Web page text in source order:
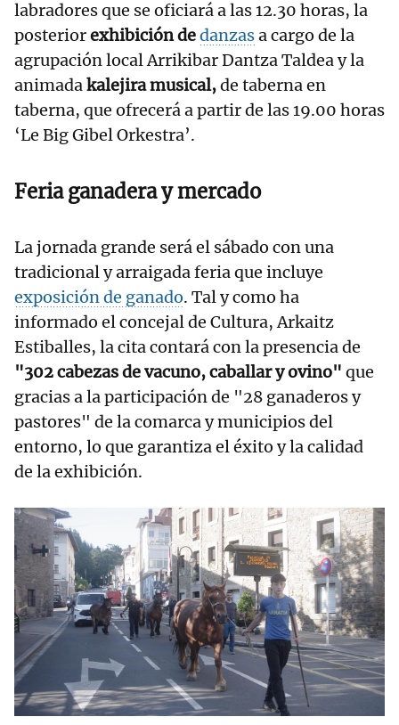
labradores que se oficiará a las 12.30 horas, la
posteriorexhibición dedanzasa cargo de la
agrupación local Arrikibar Dantza Taldea y la
animadakalejira musical,de taberna en
taberna, que ofrecerá a partir de las 19.00 horas
‘Le Big Gibel Orkestra’.
Feria ganadera y mercado
La jornada grande será el sábado con una
tradicional y arraigada feria que incluye
exposición de ganado. Tal y como ha
informado el concejal de Cultura, Arkaitz
Estiballes, la cita contará con la presencia de
"302 cabezas de vacuno, caballar y ovino" que
gracias a la participación de "28 ganaderos y
pastores" de la comarca y municipios del
entorno, lo que garantiza el éxito y la calidad
de la exhibición.